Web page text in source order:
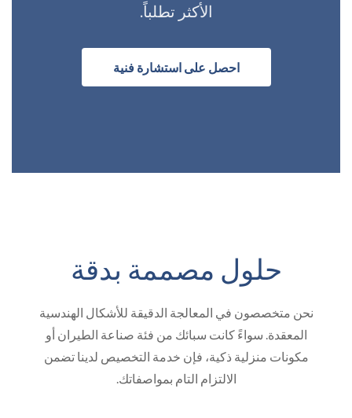
الأكثر تطلباً.
احصل على استشارة فنية
حلول مصممة بدقة
نحن متخصصون في المعالجة الدقيقة للأشكال الهندسية
المعقدة. سواءً كانت سبائك من فئة صناعة الطيران أو
مكونات منزلية ذكية، فإن خدمة التخصيص لدينا تضمن
الالتزام التام بمواصفاتك.